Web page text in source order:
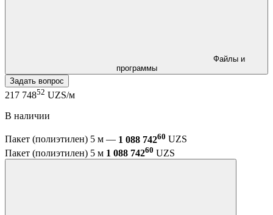
программы
Задать вопрос
217 74852 UZS/м
В наличии
Пакет (полиэтилен) 5 м — 1 088 74260 UZS
Пакет (полиэтилен) 5 м 1 088 74260 UZS